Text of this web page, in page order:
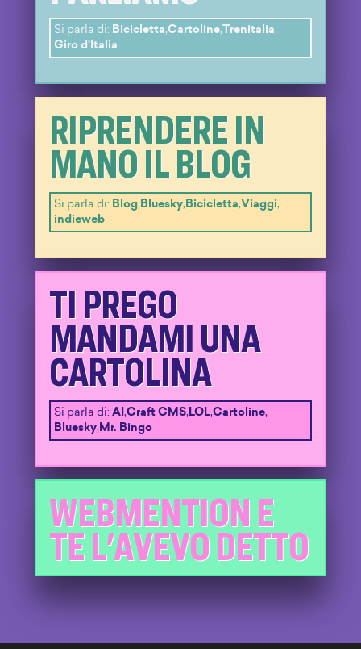
Si parla di: Bicicletta,Cartoline, Trenitalia,
Giro d'Italia
RIPRENDERE IN
MANO IL BLOG
Si parla di: Blog,Bluesky,Bicicletta,Viaggi,
indieweb
TI PREGO
MANDAMI UNA
CARTOLINA
Si parla di: AI,Craft CMS,LOL,Cartoline,
Bluesky,Mr. Bingo
WEBMENTION E
TE L'AVEVO DETTO